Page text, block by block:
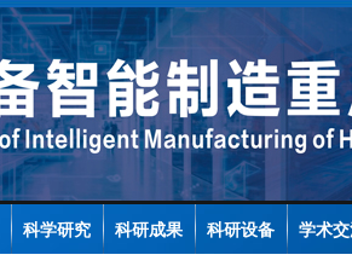
科学研究 科研成果 科研设备 学术